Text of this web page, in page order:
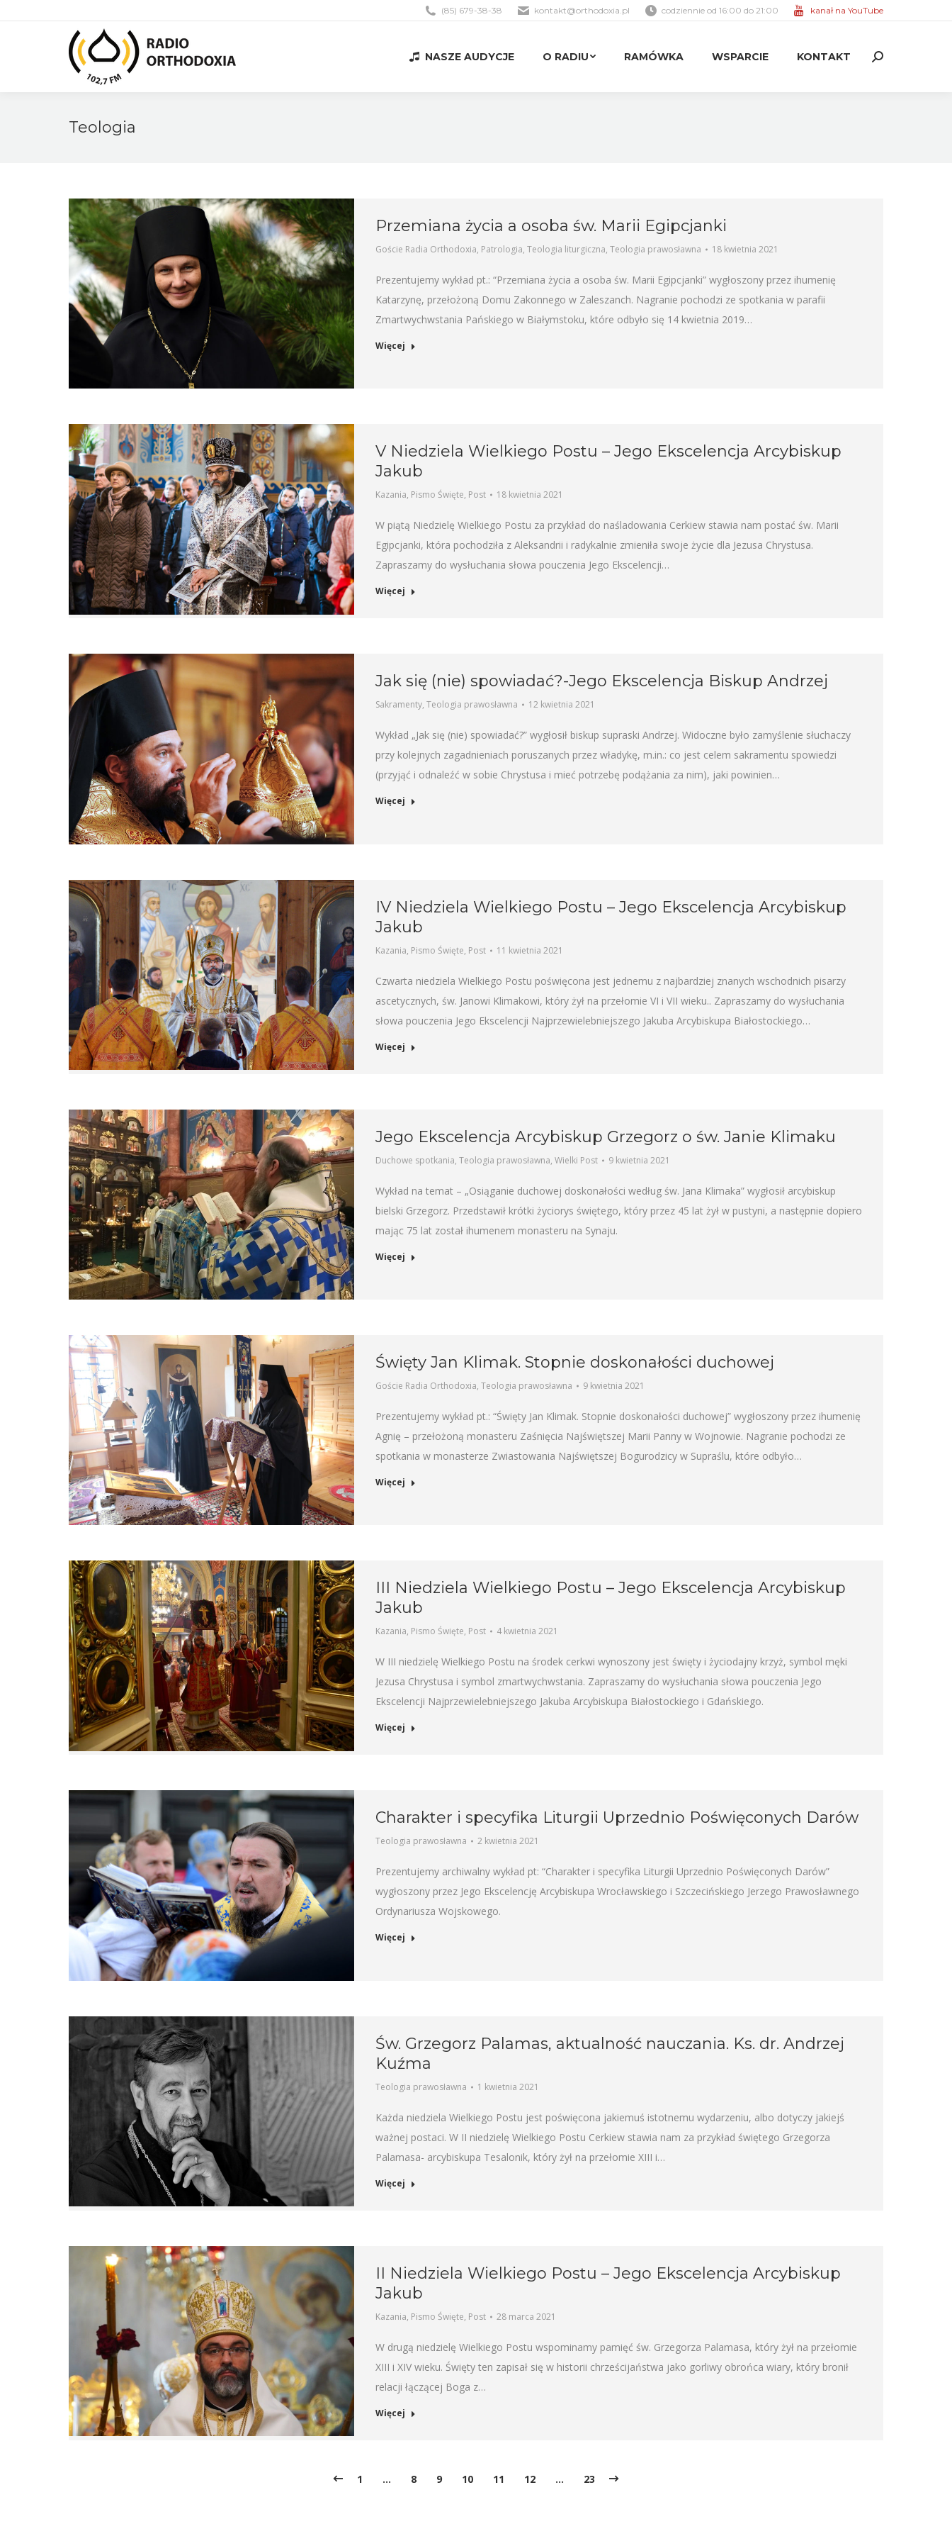
(85) 679-38-38 kontakt@orthodoxia.pl codziennie od 16:00 do 21:00 kanał na YouTube
NASZE AUDYCJE O RADIU RAMÓWKA WSPARCIE KONTAKT Search:
Teologia
Przemiana życia a osoba św. Marii Egipcjanki
Goście Radia Orthodoxia, Patrologia, Teologia liturgiczna, Teologia prawosławna 18 kwietnia 2021
Prezentujemy wykład pt.: “Przemiana życia a osoba św. Marii Egipcjanki” wygłoszony przez ihumenię
Katarzynę, przełożoną Domu Zakonnego w Zaleszanch. Nagranie pochodzi ze spotkania w parafii
Zmartwychwstania Pańskiego w Białymstoku, które odbyło się 14 kwietnia 2019…
Więcej
V Niedziela Wielkiego Postu – Jego Ekscelencja Arcybiskup
Jakub
Kazania, Pismo Święte, Post 18 kwietnia 2021
W piątą Niedzielę Wielkiego Postu za przykład do naśladowania Cerkiew stawia nam postać św. Marii
Egipcjanki, która pochodziła z Aleksandrii i radykalnie zmieniła swoje życie dla Jezusa Chrystusa.
Zapraszamy do wysłuchania słowa pouczenia Jego Ekscelencji…
Więcej
Jak się (nie) spowiadać?-Jego Ekscelencja Biskup Andrzej
Sakramenty, Teologia prawosławna 12 kwietnia 2021
Wykład „Jak się (nie) spowiadać?” wygłosił biskup supraski Andrzej. Widoczne było zamyślenie słuchaczy
przy kolejnych zagadnieniach poruszanych przez władykę, m.in.: co jest celem sakramentu spowiedzi
(przyjąć i odnaleźć w sobie Chrystusa i mieć potrzebę podążania za nim), jaki powinien…
Więcej
IV Niedziela Wielkiego Postu – Jego Ekscelencja Arcybiskup
Jakub
Kazania, Pismo Święte, Post 11 kwietnia 2021
Czwarta niedziela Wielkiego Postu poświęcona jest jednemu z najbardziej znanych wschodnich pisarzy
ascetycznych, św. Janowi Klimakowi, który żył na przełomie VI i VII wieku.. Zapraszamy do wysłuchania
słowa pouczenia Jego Ekscelencji Najprzewielebniejszego Jakuba Arcybiskupa Białostockiego…
Więcej
Jego Ekscelencja Arcybiskup Grzegorz o św. Janie Klimaku
Duchowe spotkania, Teologia prawosławna, Wielki Post 9 kwietnia 2021
Wykład na temat – „Osiąganie duchowej doskonałości według św. Jana Klimaka” wygłosił arcybiskup
bielski Grzegorz. Przedstawił krótki życiorys świętego, który przez 45 lat żył w pustyni, a następnie dopiero
mając 75 lat został ihumenem monasteru na Synaju.
Więcej
Święty Jan Klimak. Stopnie doskonałości duchowej
Goście Radia Orthodoxia, Teologia prawosławna 9 kwietnia 2021
Prezentujemy wykład pt.: “Święty Jan Klimak. Stopnie doskonałości duchowej” wygłoszony przez ihumenię
Agnię – przełożoną monasteru Zaśnięcia Najświętszej Marii Panny w Wojnowie. Nagranie pochodzi ze
spotkania w monasterze Zwiastowania Najświętszej Bogurodzicy w Supraślu, które odbyło…
Więcej
III Niedziela Wielkiego Postu – Jego Ekscelencja Arcybiskup
Jakub
Kazania, Pismo Święte, Post 4 kwietnia 2021
W III niedzielę Wielkiego Postu na środek cerkwi wynoszony jest święty i życiodajny krzyż, symbol męki
Jezusa Chrystusa i symbol zmartwychwstania. Zapraszamy do wysłuchania słowa pouczenia Jego
Ekscelencji Najprzewielebniejszego Jakuba Arcybiskupa Białostockiego i Gdańskiego.
Więcej
Charakter i specyfika Liturgii Uprzednio Poświęconych Darów
Teologia prawosławna 2 kwietnia 2021
Prezentujemy archiwalny wykład pt: “Charakter i specyfika Liturgii Uprzednio Poświęconych Darów”
wygłoszony przez Jego Ekscelencję Arcybiskupa Wrocławskiego i Szczecińskiego Jerzego Prawosławnego
Ordynariusza Wojskowego.
Więcej
Św. Grzegorz Palamas, aktualność nauczania. Ks. dr. Andrzej
Kuźma
Teologia prawosławna 1 kwietnia 2021
Każda niedziela Wielkiego Postu jest poświęcona jakiemuś istotnemu wydarzeniu, albo dotyczy jakiejś
ważnej postaci. W II niedzielę Wielkiego Postu Cerkiew stawia nam za przykład świętego Grzegorza
Palamasa- arcybiskupa Tesalonik, który żył na przełomie XIII i…
Więcej
II Niedziela Wielkiego Postu – Jego Ekscelencja Arcybiskup
Jakub
Kazania, Pismo Święte, Post 28 marca 2021
W drugą niedzielę Wielkiego Postu wspominamy pamięć św. Grzegorza Palamasa, który żył na przełomie
XIII i XIV wieku. Święty ten zapisał się w historii chrześcijaństwa jako gorliwy obrońca wiary, który bronił
relacji łączącej Boga z…
Więcej
1 … 8 9 10 11 12 … 23